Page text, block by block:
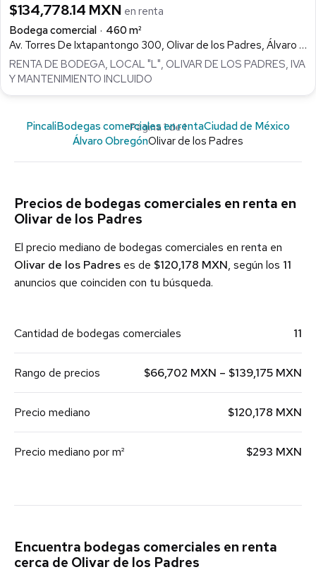
$134,778.14 MXN en renta
Bodega comercial
460 m²
Av. Torres De Ixtapantongo 300, Olivar de los Padres, Álvaro Obregón
RENTA DE BODEGA, LOCAL "L", OLIVAR DE LOS PADRES, IVA
Y MANTENIMIENTO INCLUIDO
Página 1 de 1
PincaliBodegas comerciales en rentaCiudad de México
Álvaro ObregónOlivar de los Padres
Precios de bodegas comerciales en renta en
Olivar de los Padres
El precio mediano de bodegas comerciales en renta en
Olivar de los Padres es de $120,178 MXN, según los 11
anuncios que coinciden con tu búsqueda.
Cantidad de bodegas comerciales 11
Rango de precios $66,702 MXN – $139,175 MXN
Precio mediano $120,178 MXN
Precio mediano por m² $293 MXN
Encuentra bodegas comerciales en renta
cerca de Olivar de los Padres